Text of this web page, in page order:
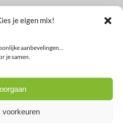
je eigen mix!
aanbevelingen…
je samen.
voorkeuren